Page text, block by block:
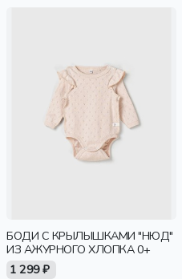
БОДИ С КРЫЛЫШКАМИ "НЮД"
ИЗ АЖУРНОГО ХЛОПКА 0+
1 299 ₽